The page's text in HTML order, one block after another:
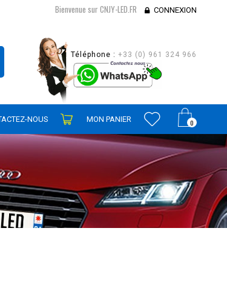
Bienvenue sur CNJY-LED.FR CONNEXION
Téléphone : +33 (0) 961 324 966
0
NOUS MON PANIER